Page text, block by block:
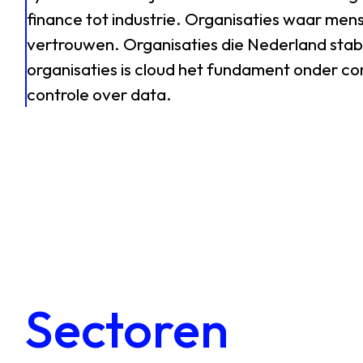
financetotindustrie. Organisatieswaar
vertrouwen. Organisaties die Nederland
organisaties is cloud hetfundamentonder
controle overdata.
Sectoren